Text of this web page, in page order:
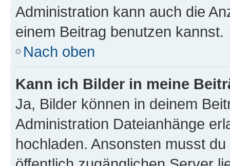
Administration kann auch die
einem Beitrag benutzen kannst.
Nach oben
Kann ich Bilder in meine
Ja, Bilder können in deinem
Administration Dateianhänge
hochladen. Ansonsten musst